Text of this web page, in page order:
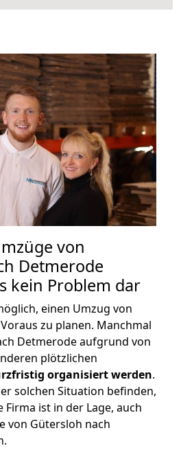
von
Detmerode
kein Problem dar
einen Umzug von
zu planen. Manchmal
Detmerode aufgrund von
plötzlichen
organisiert werden.
solchen Situation befinden,
Firma ist in der Lage, auch
von Gütersloh nach